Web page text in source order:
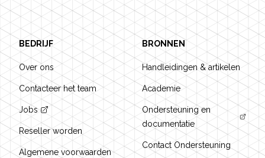
BEDRIJF
Over ons
Contacteer het team
Jobs
Reseller worden
Algemene voorwaarden
BRONNEN
Handleidingen & artikelen
Academie
Ondersteuning en
documentatie
Contact Ondersteuning